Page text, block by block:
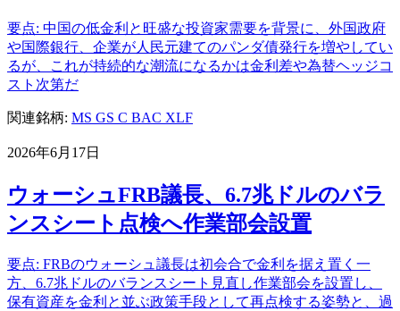
要点: 中国の低金利と旺盛な投資家需要を背景に、外国政府
や国際銀行、企業が人民元建てのパンダ債発行を増やしてい
るが、これが持続的な潮流になるかは金利差や為替ヘッジコ
スト次第だ
関連銘柄: MS GS C BAC XLF
2026年6月17日
ウォーシュFRB議長、6.7兆ドルのバラ
ンスシート点検へ作業部会設置
要点: FRBのウォーシュ議長は初会合で金利を据え置く一
方、6.7兆ドルのバランスシート見直し作業部会を設置し、
保有資産を金利と並ぶ政策手段として再点検する姿勢と、過